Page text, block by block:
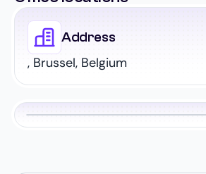
Address
, Brussel, Belgium